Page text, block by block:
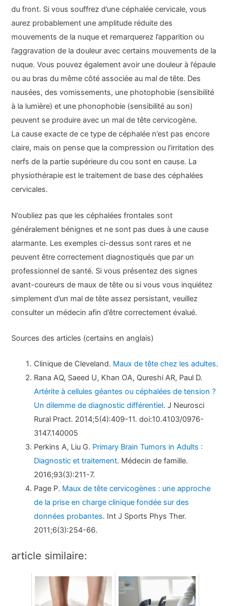
du front. Si vous souffrez d’une céphalée cervicale, vous
aurez probablement une amplitude réduite des
mouvements de la nuque et remarquerez l’apparition ou
l’aggravation de la douleur avec certains mouvements de la
nuque. Vous pouvez également avoir une douleur à l’épaule
ou au bras du même côté associée au mal de tête. Des
nausées, des vomissements, une photophobie (sensibilité
à la lumière) et une phonophobie (sensibilité au son)
peuvent se produire avec un mal de tête cervicogène.
La cause exacte de ce type de céphalée n’est pas encore
claire, mais on pense que la compression ou l’irritation des
nerfs de la partie supérieure du cou sont en cause. La
physiothérapie est le traitement de base des céphalées
cervicales.
N’oubliez pas que les céphalées frontales sont
généralement bénignes et ne sont pas dues à une cause
alarmante. Les exemples ci-dessus sont rares et ne
peuvent être correctement diagnostiqués que par un
professionnel de santé. Si vous présentez des signes
avant-coureurs de maux de tête ou si vous vous inquiétez
simplement d’un mal de tête assez persistant, veuillez
consulter un médecin afin d’être correctement évalué.
Sources des articles (certains en anglais)
Clinique de Cleveland. Maux de tête chez les adultes.
Rana AQ, Saeed U, Khan OA, Qureshi AR, Paul D.
Artérite à cellules géantes ou céphalées de tension ?
Un dilemme de diagnostic différentiel. J Neurosci
Rural Pract. 2014;5(4):409-11. doi:10.4103/0976-
3147.140005
Perkins A, Liu G. Primary Brain Tumors in Adults :
Diagnostic et traitement. Médecin de famille.
2016;93(3):211-7.
Page P. Maux de tête cervicogènes : une approche
de la prise en charge clinique fondée sur des
données probantes. Int J Sports Phys Ther.
2011;6(3):254-66.
article similaire: